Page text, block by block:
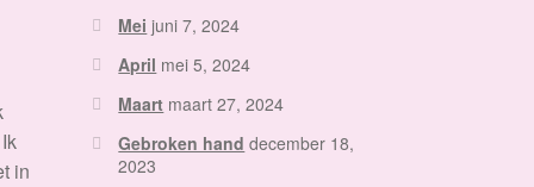
in
Mei juni 7, 2024
April mei 5, 2024
Maart maart 27, 2024
Gebroken hand december 18,
2023